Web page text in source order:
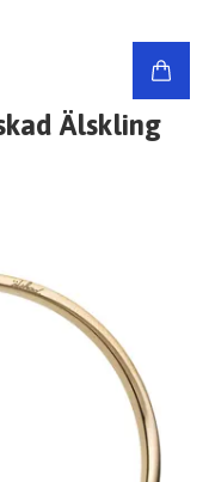
Älskling